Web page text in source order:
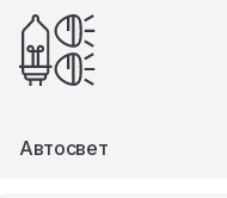
Масла и технические
Мототовары
Туризм
Автосвет